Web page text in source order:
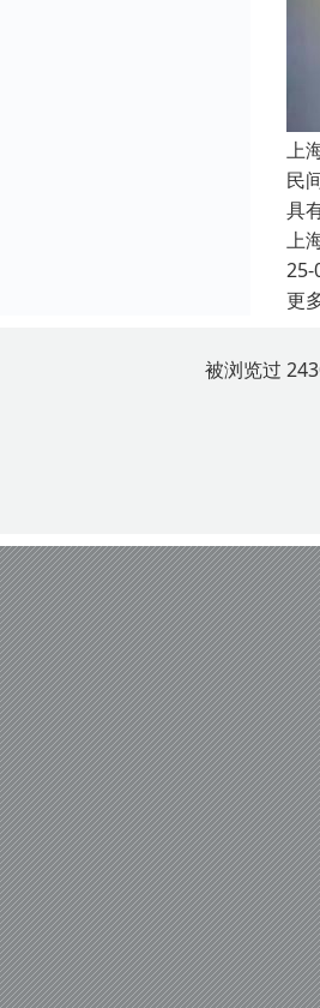
上
民
具
上
25-
更
被浏览过